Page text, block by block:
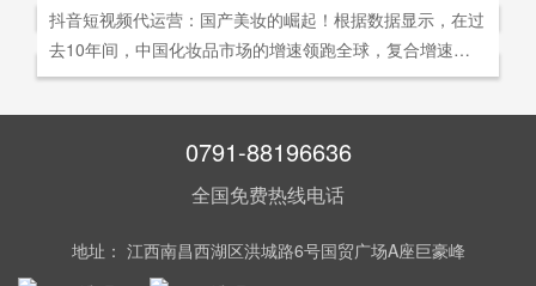
丝,进而成为产生实际购买行为的用户。实践证明,只要 IP足
够打动人心,他们就能爆发出巨大的影响力。以李子柒为例,
李子柒凭借短视频积累了千万粉丝,后在淘宝平台开设店铺,
询。
社交分享和算法匹配为，主要传播信道的用户参与共创的新
型整合营销模式。
告及网络营销领域的公司，是国内领先的一站式全网营销推
广创新型服务平台。主营：蓝V认证，抖音，快手短视频代
理，搜索引擎营销，关键词优化，网站建设，SEO网站优
化，SEM竞价优化，小程序制作，网络推广，网络营销，
设计，LOGO设计，口碑优化，品牌形象设计，获客推广，
网站定制，APP开发，软件制作，网络公关，网站推广，海
抖音短视频代运营：国产美妆的崛起！根据数据显示，在过
去10年间，中国化妆品市场的增速领跑全球，复合增速达9.
5%。庞大的市场让国产美妆迅速崛起，其中，完美日记一
0791-88196636
全国免费热线电话
地址： 江西南昌西湖区洪城路6号国贸广场A座巨豪峰